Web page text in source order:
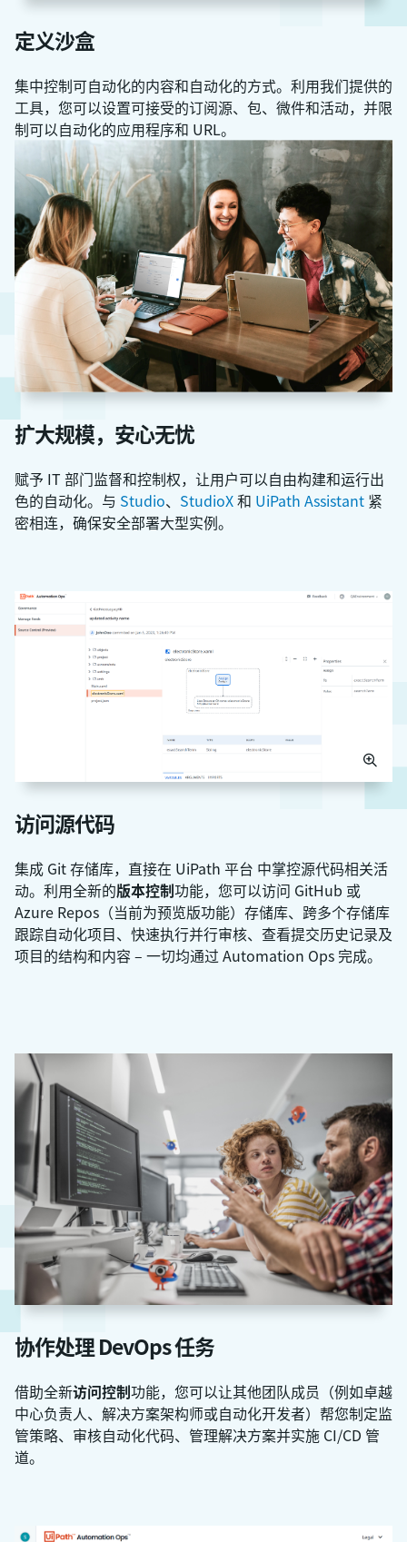
定义沙盒
集中控制可自动化的内容和自动化的方式。利用我们提供的
工具，您可以设置可接受的订阅源、包、微件和活动，并限
制可以自动化的应用程序和 URL。
扩大规模，安心无忧
赋予 IT 部门监督和控制权，让用户可以自由构建和运行出
色的自动化。与 Studio、 StudioX和 UiPath Assistant 紧
密相连，确保安全部署大型实例。
访问源代码
集成 Git 存储库，直接在 UiPath 平台 中掌控源代码相关活
动。利用全新的版本控制功能，您可以访问 GitHub 或
Azure Repos（当前为预览版功能）存储库、跨多个存储库
跟踪自动化项目、快速执行并行审核、查看提交历史记录及
项目的结构和内容 – 一切均通过 Automation Ops 完成。
协作处理 DevOps 任务
借助全新访问控制功能，您可以让其他团队成员（例如卓越
中心负责人、解决方案架构师或自动化开发者）帮您制定监
管策略、审核自动化代码、管理解决方案并实施 CI/CD 管
道。